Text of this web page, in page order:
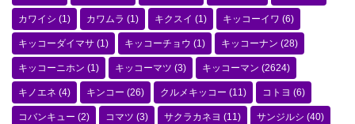
カワイシ (1) カワムラ (1) キクスイ (1) キッコーイワ (6)
キッコーダイマサ (1) キッコーチョウ (1) キッコーナン (28)
キッコーニホン (1) キッコーマツ (3) キッコーマン (2624)
キノエネ (4) キンコー (26) クルメキッコー (11) コトヨ (6)
コバンキュー (2) コマツ (3) サクラカネヨ (11) サンジルシ (40)